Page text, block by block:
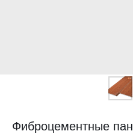
Фиброцементные